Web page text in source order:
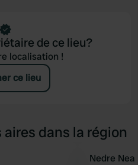
de ce lieu?
localisation !
ce lieu
dans la région
Nedre